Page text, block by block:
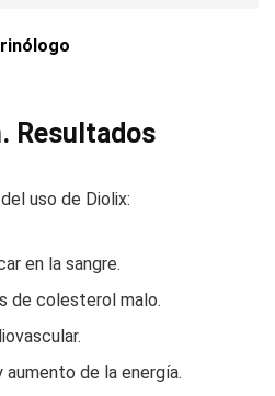
Resultados
uso de Diolix:
en la sangre.
de colesterol malo.
de la energía.